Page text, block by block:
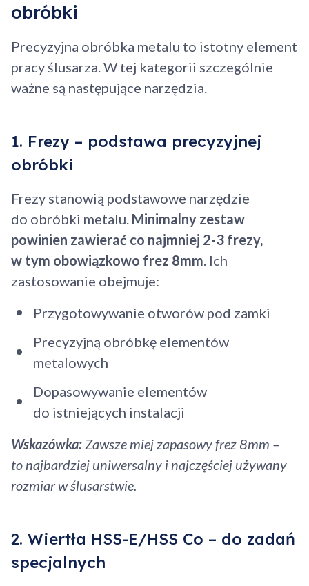
obróbki
Precyzyjna obróbka metalu to istotny element
pracy ślusarza. W tej kategorii szczególnie
ważne są następujące narzędzia.
1. Frezy – podstawa precyzyjnej
obróbki
Frezy stanowią podstawowe narzędzie
do obróbki metalu. Minimalny zestaw
powinien zawierać co najmniej 2-3 frezy,
w tym obowiązkowo frez 8mm. Ich
zastosowanie obejmuje:
Przygotowywanie otworów pod zamki
Precyzyjną obróbkę elementów
metalowych
Dopasowywanie elementów
do istniejących instalacji
Wskazówka:Zawsze miej zapasowy frez 8mm –
to najbardziej uniwersalny i najczęściej używany
rozmiar w ślusarstwie.
2. Wiertła HSS-E/HSS Co – do zadań
specjalnych